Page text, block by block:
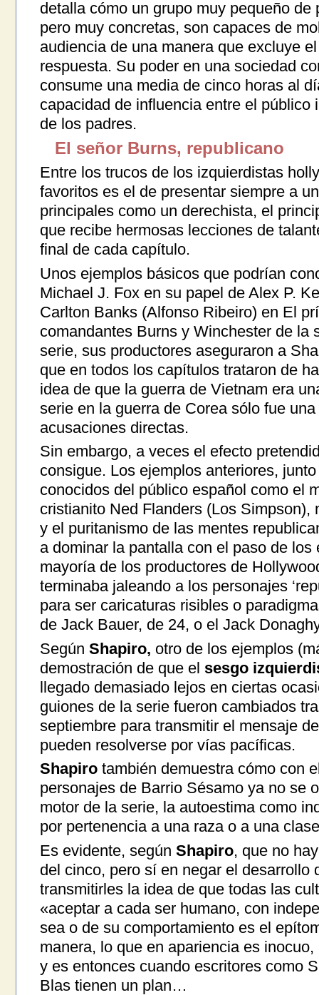
detalla cómo un grupo muy pequeño
pero muy concretas, son capaces de
audiencia de una manera que excluye
respuesta. Su poder en una sociedad
consume una media de cinco horas al
capacidad de influencia entre el público
de los padres.
El señor Burns, republicano
Entre los trucos de los izquierdistas
favoritos es el de presentar siempre a
principales como un derechista, el
que recibe hermosas lecciones de
final de cada capítulo.
Unos ejemplos básicos que podrían
Michael J. Fox en su papel de Alex P.
Carlton Banks (Alfonso Ribeiro) en El
comandantes Burns y Winchester de la
serie, sus productores aseguraron a
que en todos los capítulos trataron de
idea de que la guerra de Vietnam era
serie en la guerra de Corea sólo fue
acusaciones directas.
Sin embargo, a veces el efecto
consigue. Los ejemplos anteriores,
conocidos del público español como el
cristianito Ned Flanders (Los Simpson),
y el puritanismo de las mentes
a dominar la pantalla con el paso de
mayoría de los productores de
terminaba jaleando a los personajes
para ser caricaturas risibles o
de Jack Bauer, de 24, o el Jack
Según Shapiro, otro de los ejemplos
demostración de que el sesgo
llegado demasiado lejos en ciertas
guiones de la serie fueron cambiados
septiembre para transmitir el mensaje
pueden resolverse por vías pacíficas.
Shapirotambién demuestra cómo con
personajes de Barrio Sésamo ya no se
motor de la serie, la autoestima como
por pertenencia a una raza o a una
Es evidente, según Shapiro, que no
del cinco, pero sí en negar el desarrollo
transmitirles la idea de que todas las
«aceptar a cada ser humano, con
sea o de su comportamiento es el
manera, lo que en apariencia es
y es entonces cuando escritores como
Blas tienen un plan…